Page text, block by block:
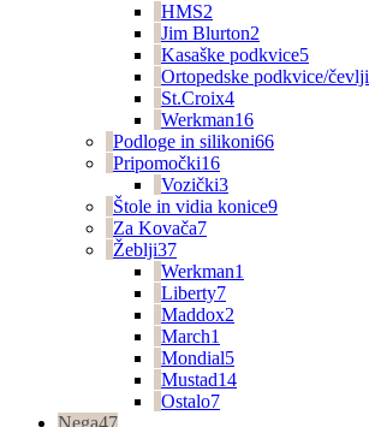
HMS2
Jim Blurton2
Kasaške podkvice5
Ortopedske podkvice/čevlji
St.Croix4
Werkman16
Podloge in silikoni66
Pripomočki16
Vozički3
Štole in vidia konice9
Za Kovača7
Žeblji37
Werkman1
Liberty7
Maddox2
March1
Mondial5
Mustad14
Ostalo7
Nega47